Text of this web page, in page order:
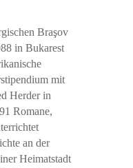
Braşov
in Bukarest
mit
Herder in
Romane,
an der
Heimatstadt